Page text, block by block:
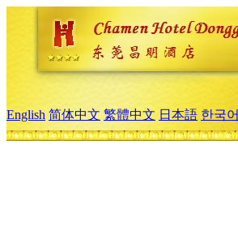
English 简体中文 繁體中文 日本語 한국어